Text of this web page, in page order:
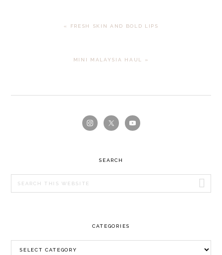
POST:
« FRESH SKIN AND BOLD LIPS
POST:
MINI MALAYSIA HAUL »
SEARCH
Search
this
CATEGORIES
Categories